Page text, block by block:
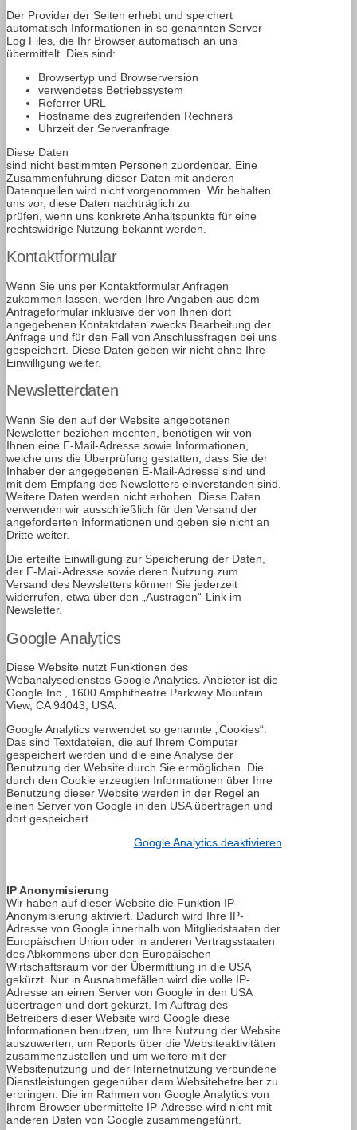
Der Provider der Seiten erhebt und speichert
automatisch Informationen in so genannten Server-
Log Files, die Ihr Browser automatisch an uns
übermittelt. Dies sind:
Browsertyp und Browserversion
verwendetes Betriebssystem
Referrer URL
Hostname des zugreifenden Rechners
Uhrzeit der Serveranfrage
Diese Daten
sind nicht bestimmten Personen zuordenbar. Eine
Zusammenführung dieser Daten mit anderen
Datenquellen wird nicht vorgenommen. Wir behalten
uns vor, diese Daten nachträglich zu
prüfen, wenn uns konkrete Anhaltspunkte für eine
rechtswidrige Nutzung bekannt werden.
Kontaktformular
Wenn Sie uns per Kontaktformular Anfragen
zukommen lassen, werden Ihre Angaben aus dem
Anfrageformular inklusive der von Ihnen dort
angegebenen Kontaktdaten zwecks Bearbeitung der
Anfrage und für den Fall von Anschlussfragen bei uns
gespeichert. Diese Daten geben wir nicht ohne Ihre
Einwilligung weiter.
Newsletterdaten
Wenn Sie den auf der Website angebotenen
Newsletter beziehen möchten, benötigen wir von
Ihnen eine E-Mail-Adresse sowie Informationen,
welche uns die Überprüfung gestatten, dass Sie der
Inhaber der angegebenen E-Mail-Adresse sind und
mit dem Empfang des Newsletters einverstanden sind.
Weitere Daten werden nicht erhoben. Diese Daten
verwenden wir ausschließlich für den Versand der
angeforderten Informationen und geben sie nicht an
Dritte weiter.
Die erteilte Einwilligung zur Speicherung der Daten,
der E-Mail-Adresse sowie deren Nutzung zum
Versand des Newsletters können Sie jederzeit
widerrufen, etwa über den „Austragen“-Link im
Newsletter.
Google Analytics
Diese Website nutzt Funktionen des
Webanalysedienstes Google Analytics. Anbieter ist die
Google Inc., 1600 Amphitheatre Parkway Mountain
View, CA 94043, USA.
Google Analytics verwendet so genannte „Cookies“.
Das sind Textdateien, die auf Ihrem Computer
gespeichert werden und die eine Analyse der
Benutzung der Website durch Sie ermöglichen. Die
durch den Cookie erzeugten Informationen über Ihre
Benutzung dieser Website werden in der Regel an
einen Server von Google in den USA übertragen und
dort gespeichert.
Google Analytics deaktivieren
IP Anonymisierung
Wir haben auf dieser Website die Funktion IP-
Anonymisierung aktiviert. Dadurch wird Ihre IP-
Adresse von Google innerhalb von Mitgliedstaaten der
Europäischen Union oder in anderen Vertragsstaaten
des Abkommens über den Europäischen
Wirtschaftsraum vor der Übermittlung in die USA
gekürzt. Nur in Ausnahmefällen wird die volle IP-
Adresse an einen Server von Google in den USA
übertragen und dort gekürzt. Im Auftrag des
Betreibers dieser Website wird Google diese
Informationen benutzen, um Ihre Nutzung der Website
auszuwerten, um Reports über die Websiteaktivitäten
zusammenzustellen und um weitere mit der
Websitenutzung und der Internetnutzung verbundene
Dienstleistungen gegenüber dem Websitebetreiber zu
erbringen. Die im Rahmen von Google Analytics von
Ihrem Browser übermittelte IP-Adresse wird nicht mit
anderen Daten von Google zusammengeführt.